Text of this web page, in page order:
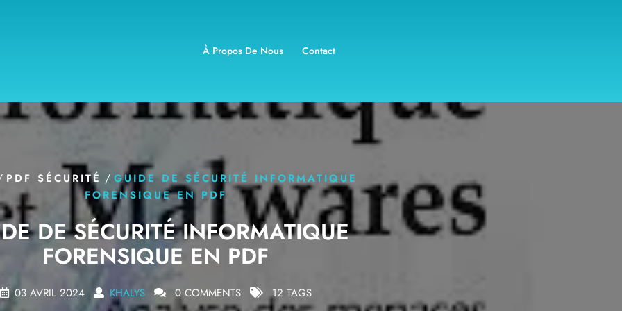
À Propos De Nous Contact
PDF SÉCURITÉ / GUIDE DE SÉCURITÉ INFORMATIQUE
FORENSIQUE EN PDF
DE SÉCURITÉ INFORMATIQUE
FORENSIQUE EN PDF
03 AVRIL 2024 KHALYS 0 COMMENTS 12 TAGS